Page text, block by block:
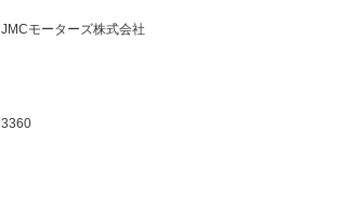
JMCモーターズ株式会社
3360